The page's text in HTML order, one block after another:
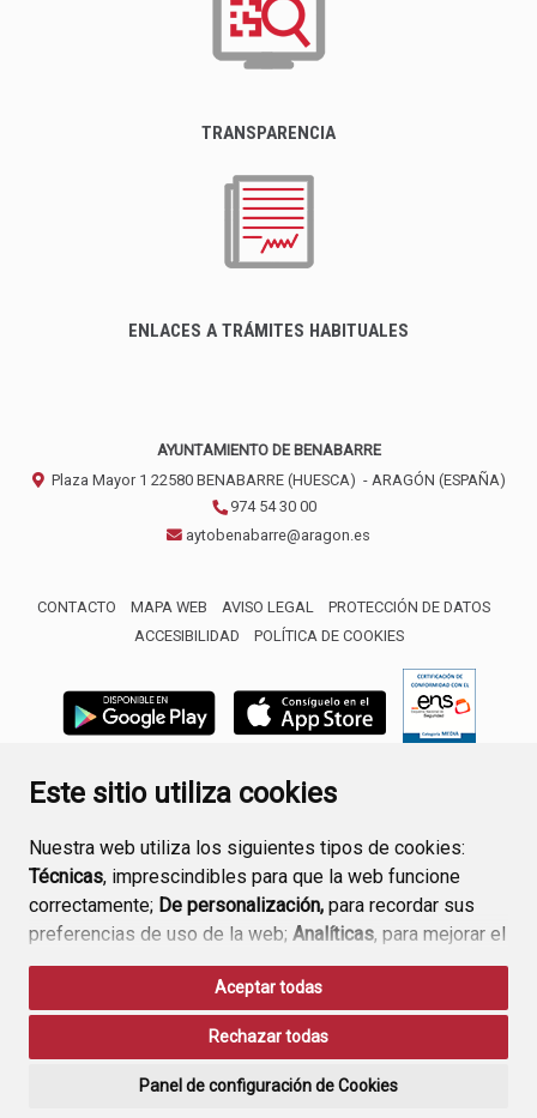
Este sitio utiliza cookies
Nuestra web utiliza los siguientes tipos de cookies:
Técnicas, imprescindibles para que la web funcione
correctamente; De personalización, para recordar sus
preferencias de uso de la web; Analíticas, para mejorar el
funcionamiento de la web y sus servicios.
Si acepta pulsando el botón“Aceptar todas”
consideramos que acepta su uso. Si pulsa el botón
ninguna acción, se guardarán las cookies técnicas
Aceptar todas
Rechazar todas
Panel de configuración de Cookies
TRANSPARENCIA
ENLACES A TRÁMITES HABITUALES
AYUNTAMIENTO DE BENABARRE
Plaza Mayor 1 22580 BENABARRE (HUESCA) - ARAGÓN (ESPAÑA)
974 54 30 00
aytobenabarre@aragon.es
CONTACTO MAPA WEB AVISO LEGAL
PROTECCIÓN DE DATOS
ACCESIBILIDAD
POLÍTICA DE COOKIES